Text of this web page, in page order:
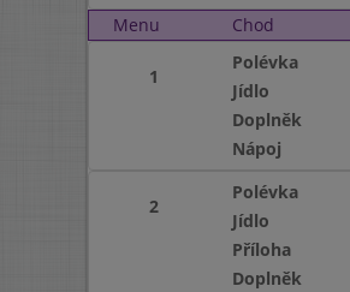
Menu
Chod
1
Polévka
Jídlo
Doplněk
Nápoj
2
Polévka
Jídlo
Příloha
Doplněk